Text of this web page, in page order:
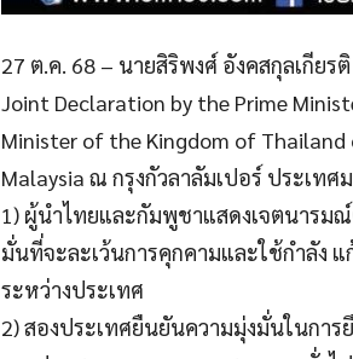
27 ต.ค. 68 – นายสิริพงศ์ อังคสกุลเกีย
Joint Declaration by the Prime
Minister of the Kingdom of
Malaysia ณ กรุงกัวลาลัมเปอร์ ประเทศ
1) ผู้นำไทยและกัมพูชาแสดงเจตนารม
มั่นที่จะละเว้นการคุกคามและใช้กำลัง
ระหว่างประเทศ
2) สองประเทศยืนยันความมุ่งมั่นในกา